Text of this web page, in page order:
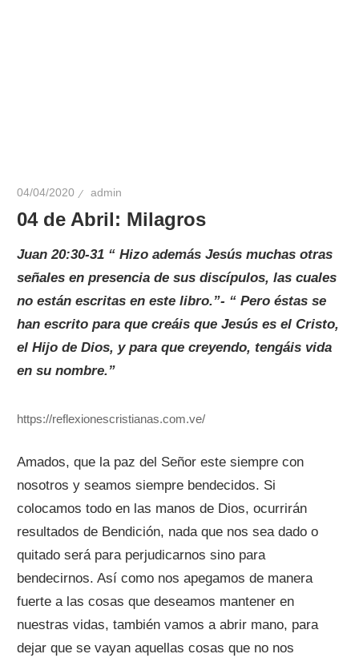
04/04/2020 admin
04 de Abril: Milagros
Juan 20:30-31 “ Hizo además Jesús muchas otras
señales en presencia de sus discípulos, las cuales
no están escritas en este libro.”- “ Pero éstas se
han escrito para que creáis que Jesús es el Cristo,
el Hijo de Dios, y para que creyendo, tengáis vida
en su nombre.”
https://reflexionescristianas.com.ve/
Amados, que la paz del Señor este siempre con
nosotros y seamos siempre bendecidos. Si
colocamos todo en las manos de Dios, ocurrirán
resultados de Bendición, nada que nos sea dado o
quitado será para perjudicarnos sino para
bendecirnos. Así como nos apegamos de manera
fuerte a las cosas que deseamos mantener en
nuestras vidas, también vamos a abrir mano, para
dejar que se vayan aquellas cosas que no nos